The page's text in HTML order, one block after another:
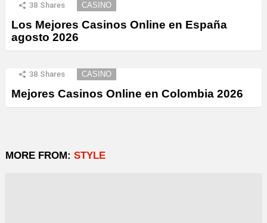
38 Shares CASINO
Los Mejores Casinos Online en España
agosto 2026
38 Shares CASINO
Mejores Casinos Online en Colombia 2026
MORE FROM: STYLE